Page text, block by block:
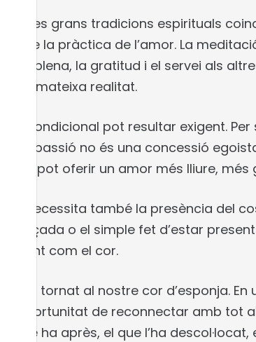
i les grans tradicions espirituals
de la pràctica de l’amor. La
plena, la gratitud i el servei als
una mateixa realitat.
incondicional pot resultar exigent.
no és una concessió
pot oferir un amor més lliure,
necessita també la presència del
abraçada o el simple fet d’estar
ment com el cor.
hem tornat al nostre cor d’esponja.
l’oportunitat de reconnectar amb tot
el que ha après, el que l’ha